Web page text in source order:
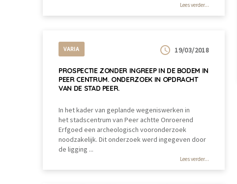
Lees verder...
19/03/2018
VARIA
PROSPECTIE ZONDER INGREEP IN DE BODEM IN
PEER CENTRUM. ONDERZOEK IN OPDRACHT
VAN DE STAD PEER.
In het kader van geplande wegeniswerken in
het stadscentrum van Peer achtte Onroerend
Erfgoed een archeologisch vooronderzoek
noodzakelijk. Dit onderzoek werd ingegeven door
de ligging ...
Lees verder...